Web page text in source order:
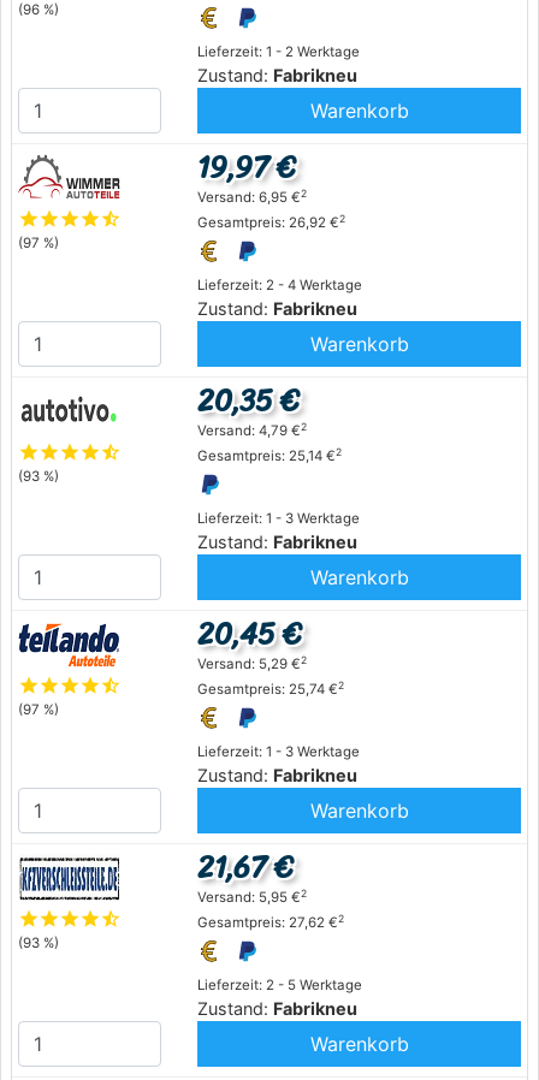
(96 %)
Lieferzeit: 1 - 2 Werktage
Zustand: Fabrikneu
Warenkorb
starstarstarstarstar_half
(97 %)
Lieferzeit: 2 - 4 Werktage
Zustand: Fabrikneu
19,97 €
Versand: 6,95 €2
Gesamtpreis: 26,92 €2
Warenkorb
starstarstarstarstar_half
(93 %)
Lieferzeit: 1 - 3 Werktage
Zustand: Fabrikneu
20,35 €
Versand: 4,79 €2
Gesamtpreis: 25,14 €2
Warenkorb
starstarstarstarstar_half
(97 %)
Lieferzeit: 1 - 3 Werktage
Zustand: Fabrikneu
20,45 €
Versand: 5,29 €2
Gesamtpreis: 25,74 €2
Warenkorb
starstarstarstarstar_half
(93 %)
Lieferzeit: 2 - 5 Werktage
Zustand: Fabrikneu
21,67 €
Versand: 5,95 €2
Gesamtpreis: 27,62 €2
Warenkorb